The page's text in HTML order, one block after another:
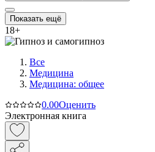
Показать ещё
18+
Все
Медицина
Медицина: общее
0.00Оценить
Электронная книга